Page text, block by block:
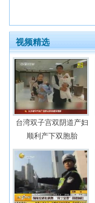
视频精选
台湾双子宫双阴道产妇
顺利产下双胞胎